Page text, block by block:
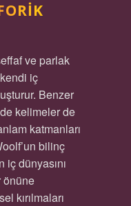
ve parlak
iç
Benzer
kelimeler de
katmanları
bilinç
iç dünyasını
önüne
kırılmaları